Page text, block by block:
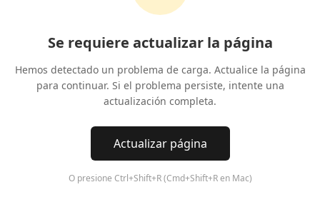
Se requiere actualizar la página
Hemos detectado un problema de carga. Actualice la página
para continuar. Si el problema persiste, intente una
actualización completa.
Actualizar página
O presione Ctrl+Shift+R (Cmd+Shift+R en Mac)